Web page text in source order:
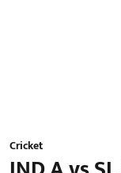
Cricket